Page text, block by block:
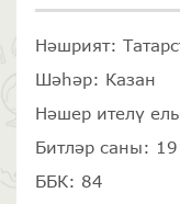
Нәшрият:
Шәһәр: Казан
Нәшер ителү
Битләр саны:
ББК: 84